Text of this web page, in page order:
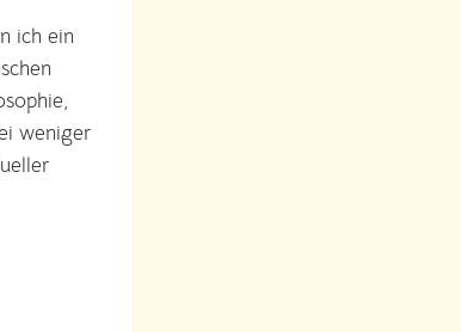
ich ein
weniger